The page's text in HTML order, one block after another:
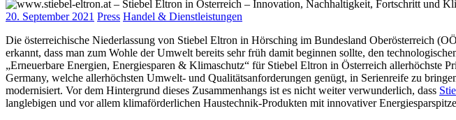
20. September 2021 Press Handel & Dienstleistungen
Die österreichische Niederlassung von Stiebel Eltron in Hörsching im Bundesland Oberösterreich
erkannt, dass man zum Wohle der Umwelt bereits sehr früh damit beginnen sollte, den
„Erneuerbare Energien, Energiesparen & Klimaschutz“ für Stiebel Eltron in Österreich allerhöchste
Germany, welche allerhöchsten Umwelt- und Qualitätsanforderungen genügt, in Serienreife zu
modernisiert. Vor dem Hintergrund dieses Zusammenhangs ist es nicht weiter verwunderlich, dass
langlebigen und vor allem klimaförderlichen Haustechnik-Produkten mit innovativer